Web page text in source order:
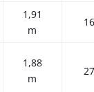
1,91
m
1,88
m